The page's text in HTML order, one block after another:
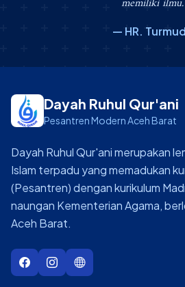
— HR.
Dayah Ruhul Qur'ani
Pesantren Modern Aceh Barat
Dayah Ruhul Qur'ani merupakan
Islam terpadu yang memadukan
(Pesantren) dengan kurikulum
naungan Kementerian Agama,
Aceh Barat.